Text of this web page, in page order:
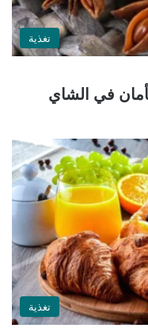
تغذية
في الشاي
تغذية